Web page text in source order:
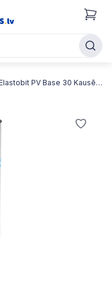
Icopal Elastobit PV Base 30 Kausējams bitumena apakšklājs